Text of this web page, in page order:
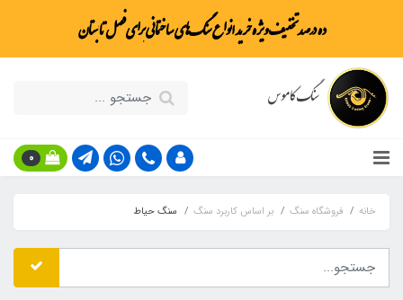
ده درصد تخفیف ویژه خرید انواع سنگ‌های ساختمانی برای فصل تابستان
سنگ کاموس
0
خانه فروشگاه سنگ بر اساس کاربرد سنگ سنگ حیاط